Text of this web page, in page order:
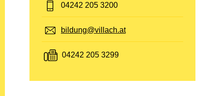
Telefon:
04242 205 3200
E-Mail:
bildung@villach.at
Fax:
04242 205 3299